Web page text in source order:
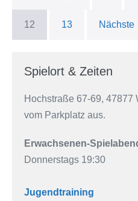
12 13
Spielort & Zeiten
Hochstraße 67-69, 47877
vom Parkplatz aus.
Erwachsenen-
Donnerstags 19:30
Jugendtraining